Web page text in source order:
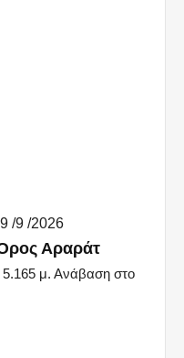
/9 /2026
Αραράτ
μ. Ανάβαση στο